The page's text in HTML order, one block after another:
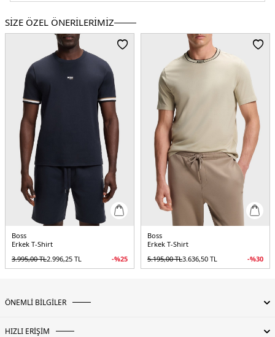
Kalıp Bilgisi:Regular Fit
Yaş Grubu:Yetişkin
Bulgaristan
5DE150551902001.07
SİZE ÖZEL ÖNERİLERİMİZ
Boss
Erkek T-Shirt
3.995,00TL2.996,25 TL -%25
Boss
Erkek T-Shirt
5.195,00TL3.636,50 TL -%30
ÖNEMLİ BİLGİLER
HIZLI ERİŞİM